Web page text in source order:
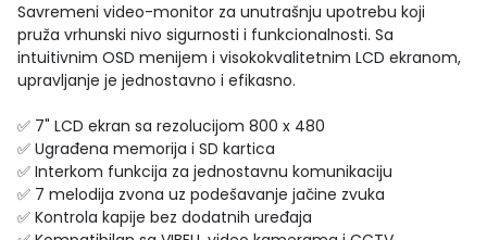
Savremeni video-monitor za unutrašnju upotrebu koji
pruža vrhunski nivo sigurnosti i funkcionalnosti. Sa
intuitivnim OSD menijem i visokokvalitetnim LCD ekranom,
upravljanje je jednostavno i efikasno.
✅ 7" LCD ekran sa rezolucijom 800 x 480
✅ Ugrađena memorija i SD kartica
✅ Interkom funkcija za jednostavnu komunikaciju
✅ 7 melodija zvona uz podešavanje jačine zvuka
✅ Kontrola kapije bez dodatnih uređaja